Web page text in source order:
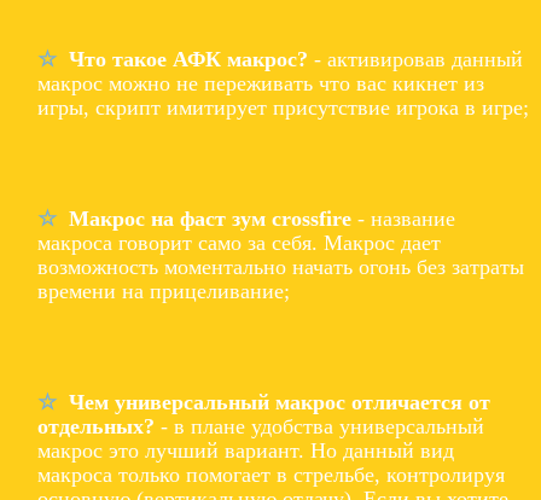
Что такое АФК макрос? - активировав данный
макрос можно не переживать что вас кикнет из
игры, скрипт имитирует присутствие игрока в игре;
Макрос на фаст зум crossfire - название
макроса говорит само за себя. Макрос дает
возможность моментально начать огонь без затраты
времени на прицеливание;
Чем универсальный макрос отличается от
отдельных? - в плане удобства универсальный
макрос это лучший вариант. Но данный вид
макроса только помогает в стрельбе, контролируя